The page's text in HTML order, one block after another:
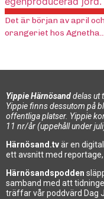
Det är början av april
orangeriet hos
Yippie Härnösanddelas ut
Yippie finns dessutom på
offentliga platser. Yippie
11 nr/år (uppehåll under
Härnösand.tvär en
ett avsnitt med
Härnösandspodden
samband med att
träffar vår poddvärd Dag